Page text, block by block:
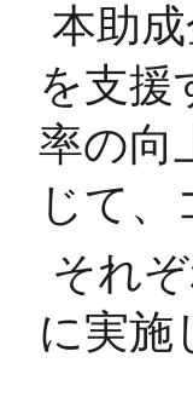
本助
を支援
率の向
じて
それ
に実施